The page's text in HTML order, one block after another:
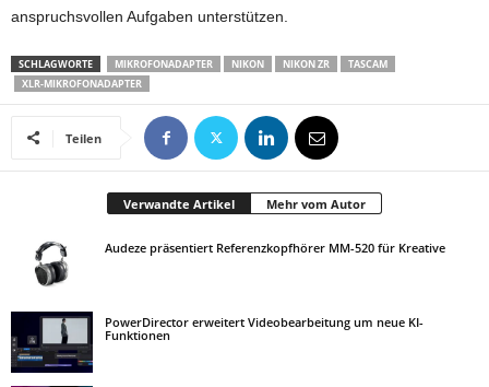
anspruchsvollen Aufgaben unterstützen.
SCHLAGWORTE MIKROFONADAPTER NIKON NIKON ZR
TASCAM
XLR-MIKROFONADAPTER
Teilen
Verwandte Artikel Mehr vom Autor
Audeze präsentiert Referenzkopfhörer MM-520 für Kreative
PowerDirector erweitert Videobearbeitung um neue KI-
Funktionen